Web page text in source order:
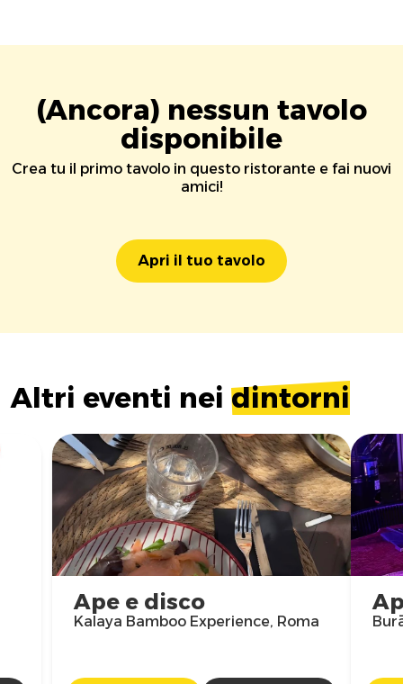
(Ancora) nessun tavolo
disponibile
Crea tu il primo tavolo in questo ristorante e fai nuovi
amici!
Apri il tuo tavolo
Altri eventi nei dintorni
Ape e disco
Kalaya Bamboo Experience, Roma